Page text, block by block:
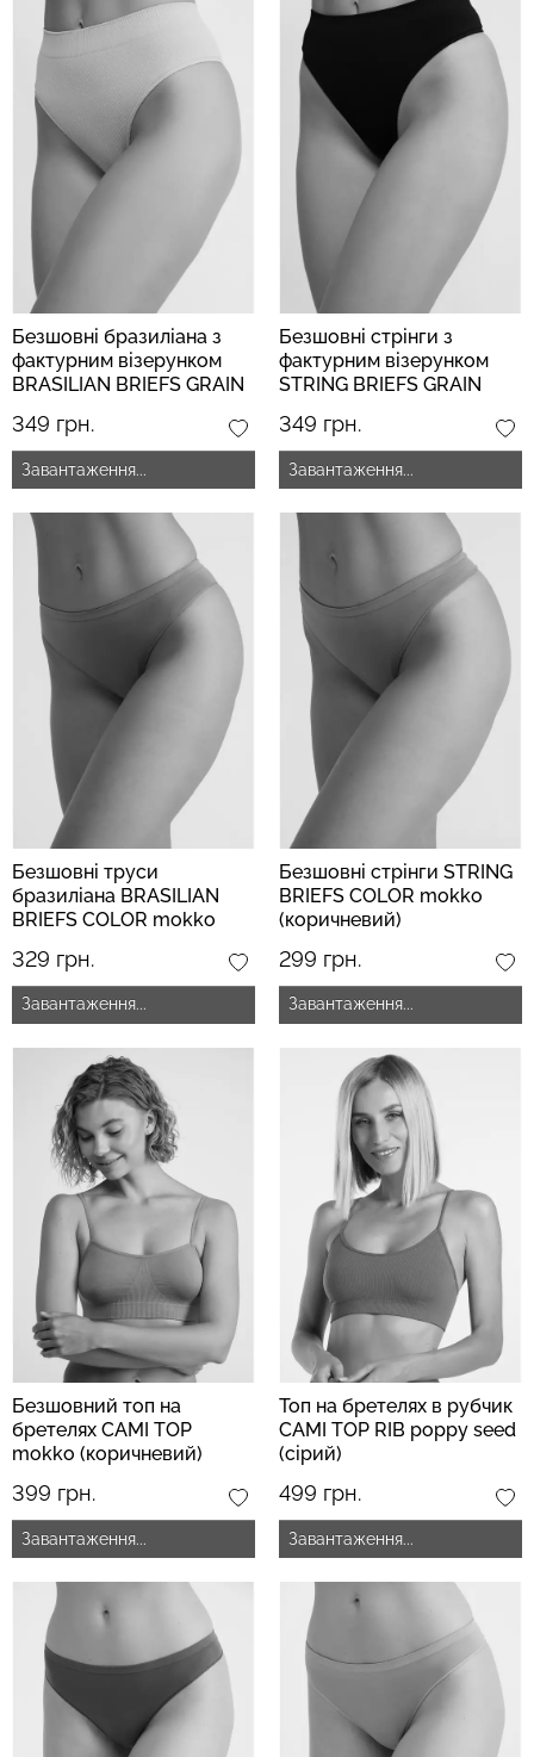
Безшовні бразиліана з
фактурним візерунком
BRASILIAN BRIEFS GRAIN
349 грн.
Завантаження...
Безшовні стрінги з
фактурним візерунком
STRING BRIEFS GRAIN
349 грн.
Завантаження...
Безшовні труси
бразиліана BRASILIAN
BRIEFS COLOR mokko
329 грн.
Завантаження...
Безшовні стрінги STRING
BRIEFS COLOR mokko
(коричневий)
299 грн.
Завантаження...
Безшовний топ на
бретелях CAMI TOP
mokko (коричневий)
399 грн.
Завантаження...
Топ на бретелях в рубчик
CAMI TOP RIB poppy seed
(сірий)
499 грн.
Завантаження...